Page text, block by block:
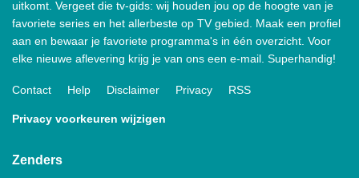
uitkomt. Vergeet die tv-gids: wij houden jou op de hoogte van je
favoriete series en het allerbeste op TV gebied. Maak een profiel
aan en bewaar je favoriete programma's in één overzicht. Voor
elke nieuwe aflevering krijg je van ons een e-mail. Superhandig!
Contact Help Disclaimer Privacy RSS
Privacy voorkeuren wijzigen
Zenders